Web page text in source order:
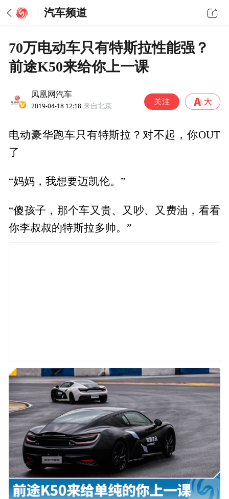
汽车频道
70万电动车只有特斯拉性能强？
前途K50来给你上一课
凤凰网汽车
2019-04-18 12:18 来自北京
电动豪华跑车只有特斯拉？对不起，你OUT
了
“妈妈，我想要迈凯伦。”
“傻孩子，那个车又贵、又吵、又费油，看看
你李叔叔的特斯拉多帅。”